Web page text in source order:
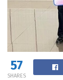
57
SHARES